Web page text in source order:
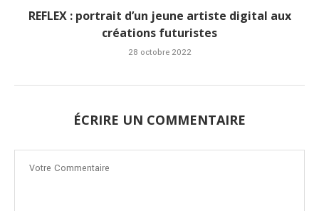
REFLEX : portrait d’un jeune artiste digital aux
créations futuristes
28 octobre 2022
ÉCRIRE UN COMMENTAIRE